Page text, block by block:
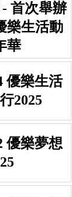
- 首次舉辦
樂生活動
華
優樂生活
2025
優樂夢想